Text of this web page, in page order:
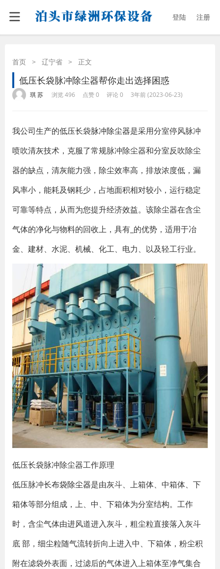
登陆 注册
首页 > 辽宁省 > 正文
低压长袋脉冲除尘器帮你走出选择困惑
琪 苏 浏览 496 点赞 0 评论 0 3年前 (2023-06-23)
我公司生产的低压长袋脉冲除尘器是采用分室停风脉冲
喷吹清灰技术，克服了常规脉冲除尘器和分室反吹除尘
器的缺点，清灰能力强，除尘效率高，排放浓度低，漏
风率小，能耗及钢耗少，占地面积相对较小，运行稳定
可靠等特点，从而为您提升经济效益。该除尘器在含尘
气体的净化与物料的回收上，具有_的优势，适用于冶
金、建材、水泥、机械、化工、电力、以及轻工行业。
低压长袋脉冲除尘器工作原理
低压脉冲长布袋除尘器是由灰斗、上箱体、中箱体、下
箱体等部分组成，上、中、下箱体为分室结构。工作
时，含尘气体由进风道进入灰斗，粗尘粒直接落入灰斗
底 部，细尘粒随气流转折向上进入中、下箱体，粉尘积
附在滤袋外表面，过滤后的气体进入上箱体至净气集合